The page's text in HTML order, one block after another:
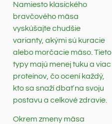
Namiesto klasického
bravčového mäsa
vyskúšajte chudšie
varianty, akými sú kuracie
alebo morčacie mäso. Tieto
typy majú menej tuku a viac
proteínov, čo ocení každý,
kto sa snaží dbať na svoju
postavu a celkové zdravie.
Okrem zmeny mäsa